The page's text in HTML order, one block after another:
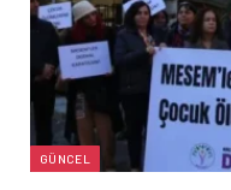
GÜNCEL